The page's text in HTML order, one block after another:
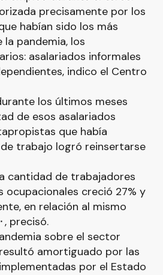
precisamente por los
habían sido los más
pandemia, los
asalariados informales
indico el Centro
los últimos meses
de esos asalariados
que había
trabajo logró reinsertarse
cantidad de trabajadores
ocupacionales creció 27% y
en relación al mismo
precisó.
sobre el sector
amortiguado por las
por el Estado